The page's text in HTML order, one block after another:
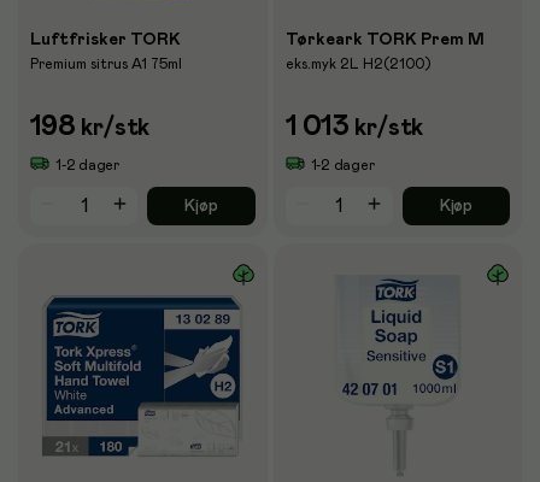
Luftfrisker TORK
Premium sitrus A1 75ml
198 kr/stk
1-2 dager
Kjøp
Tørkeark TORK Prem M
eks.myk 2L H2(2100)
1 013 kr/stk
1-2 dager
Kjøp